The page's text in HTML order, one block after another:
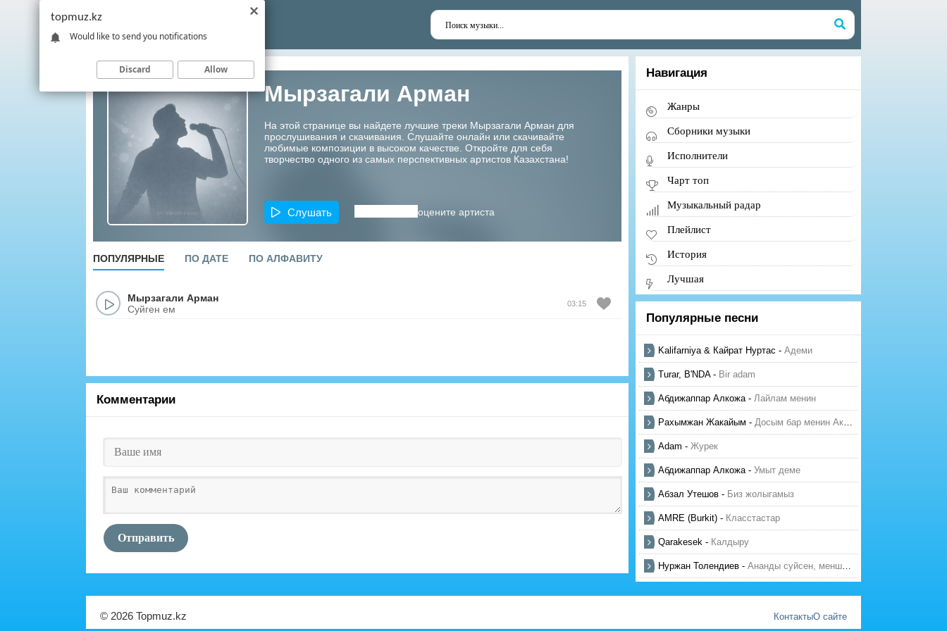
Мырзагали Арман
На этой странице вы найдете лучшие треки Мырзагали Арман для
прослушивания и скачивания. Слушайте онлайн или скачивайте
любимые композиции в высоком качестве. Откройте для себя
творчество одного из самых перспективных артистов Казахстана!
Слушать оцените артиста
ПОПУЛЯРНЫЕ ПО ДАТЕ ПО АЛФАВИТУ
Мырзагали Арман
Суйген ем
03:15
Комментарии
Отправить
Навигация
Жанры
Сборники музыки
Исполнители
Чарт топ
Музыкальный радар
Плейлист
История
Лучшая
Популярные песни
Kalifarniya & Кайрат Нуртас - Адеми
Turar, B'NDA- Bir adam
Абдижаппар Алкожа- Лайлам менин
Рахымжан Жакайым - Досым бар менин Актауда
Adam - Журек
Абдижаппар Алкожа- Умыт деме
Абзал Утешов - Биз жолыгамыз
AMRE (Burkit) - Класстастар
Qarakesek - Калдыру
Нуржан Толендиев - Ананды суйсен, менше суй
© 2026 Topmuz.kz КонтактыО сайте
topmuz.kz
Would like to send you notifications
Discard Allow